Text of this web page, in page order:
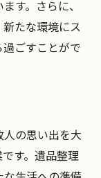
す。さらに、
たな環境にス
ごすことがで
の思い出を大
す。遺品整理